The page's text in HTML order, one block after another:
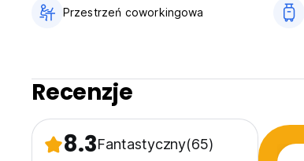
Przestrzeń coworkingowa
Recenzje
8.3Fantastyczny(65)